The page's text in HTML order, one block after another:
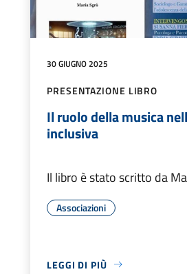
30 GIUGNO 2025
PRESENTAZIONE LIBRO
Il ruolo della musica
inclusiva
Il libro è stato scritto da
Associazioni
LEGGI DI PIÙ